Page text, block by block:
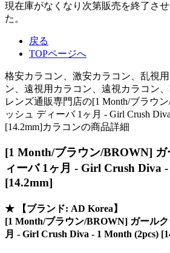
現在庫がなくなり次第販売を終了さ
た。
戻る
TOPページへ
格安カラコン、激安カラコン、乱視
ン、遠視用カラコン、遠視カラコン
レンズ通販専門店の[1 Month/ブラウ
ッシュ ディーバ 1ヶ月 - Girl Crush
[14.2mm]カラコンの商品詳細
[1 Month/ブラウン/BROWN]
ィーバ 1ヶ月 - Girl Crush Diva
[14.2mm]
★
【ブランド: AD Korea】
[1 Month/ブラウン/BROWN] ガール
月 - Girl Crush Diva - 1 Month (2pcs)